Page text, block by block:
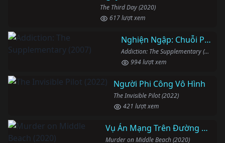
The Third Day (2020)
617 lượt xem
Nghiện Ngập: Chuỗi Phim Bổ Trợ
Addiction: The Supplementary (2007)
994 lượt xem
Người Phi Công Vô Hình
The Invisible Pilot (2022)
421 lượt xem
Vụ Án Mạng Trên Đường Middle Beach
Murder on Middle Beach (2020)